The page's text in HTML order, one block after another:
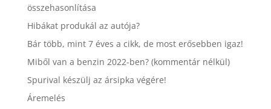
összehasonlítása
Hibákat produkál az autója?
Bár több, mint 7 éves a cikk, de most erősebben igaz!
Miből van a benzin 2022-ben? (kommentár nélkül)
Spurival készülj az ársipka végére!
Áremelés